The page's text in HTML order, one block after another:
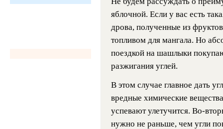
яблочной. Если у вас есть
дрова, полученные из
топливом для мангала. Но
поездкой на шашлыки
разжигания углей.
В этом случае главное дать
вредные химические
успевают улетучится. Во-
нужно не раньше, чем угли